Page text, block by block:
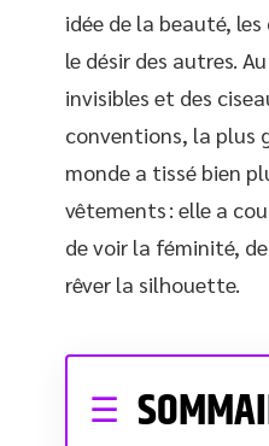
idée de la beauté,
le désir des autres.
invisibles et des
conventions, la plus
monde a tissé bien
vêtements : elle a
de voir la féminité,
rêver la silhouette.